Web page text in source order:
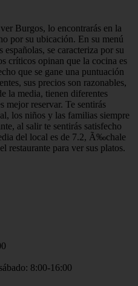
Burgos, lo encontrarás en la
por su ubicación. En su menú
españolas, se caracteriza por su
críticos opinan que la cocina es
que se gane una puntuación
sus precios son razonables,
la media, tienen diferentes
mejor reservar. Te sentirás
los niños y las familias siempre
al salir te sentirás satisfecho
del local es de 7.2, Ã‰chale
restaurante para ver sus platos.
8:00-16:00